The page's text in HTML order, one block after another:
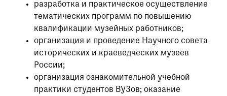
разработка и практическое осуществление
тематических программ по повышению
квалификации музейных работников;
организация и проведение Научного совета
исторических и краеведческих музеев
России;
организация ознакомительной учебной
практики студентов ВУЗов; оказание